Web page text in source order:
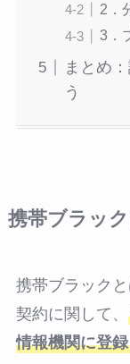
2．
3．
まとめ
う
携帯ブラッ
携帯ブラック
契約に関して、
情報機関に登